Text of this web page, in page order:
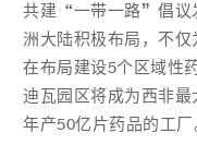
共建“一带一路”倡议
洲大陆积极布局，不
在布局建设5个区域性
迪瓦园区将成为西非
年产50亿片药品的工厂